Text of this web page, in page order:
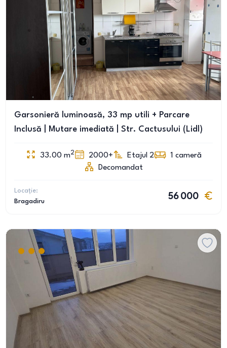
Garsonieră luminoasă, 33 mp utili + Parcare
Inclusă | Mutare imediată | Str. Cactusului (Lidl)
33.00 m2 2000+ Etajul 2 1 cameră
Decomandat
Locație:
Bragadiru
56 000